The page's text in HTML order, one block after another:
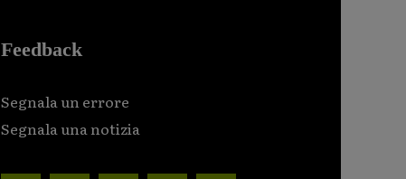
Feedback
Segnala un errore
Segnala una notizia